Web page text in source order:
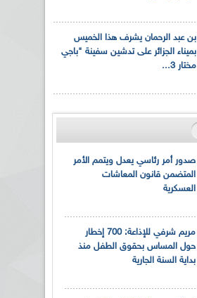
بن عبد الرحمان يشرف هذا الخميس
بميناء الجزائر على تدشين سفينة "باجي
مختار 3...
صدور أمر رئاسي يعدل ويتمم الأمر
المتضمن قانون المعاشات
العسكرية
مريم شرفي للإذاعة: 700 إخطار
حول المساس بحقوق الطفل منذ
بداية السنة الجارية